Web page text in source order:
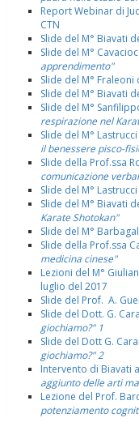
Report Webinar di
CTN
Slide del M° Biavati
Slide del M°
apprendimento"
Slide del M°
Slide del M° Biavati
Slide del M°
respirazione nel
Slide del M°
il benessere pisco-
Slide della Prof.ssa
comunicazione
Slide del M°
Slide del M° Biavati
Karate Shotokan"
Slide del M°
Slide della Prof.ssa
medicina cinese"
Lezioni del M°
luglio del 2017
Slide del Prof. A.
Slide del Dott. G.
giochiamo?" 1
Slide del Dott G.
giochiamo?" 2
Intervento di Biavati
aggiunto delle arti
Lezione del Prof.
potenziamento